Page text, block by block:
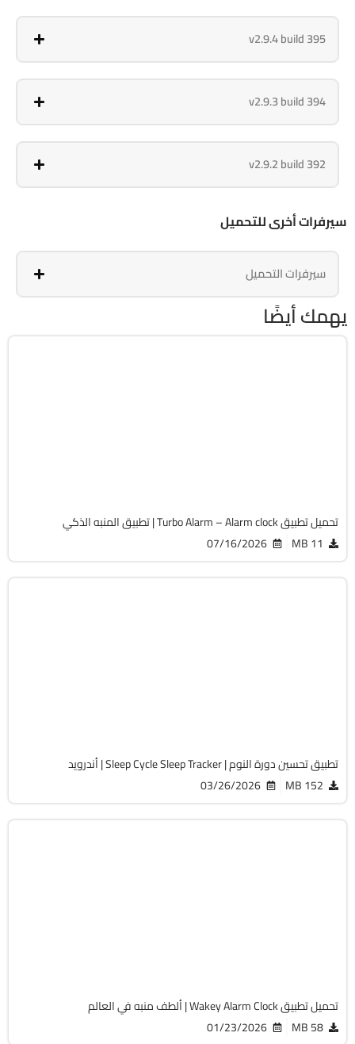
v2.9.4 build 395
v2.9.3 build 394
v2.9.2 build 392
سيرفرات أخرى للتحميل
سيرفرات التحميل
يهمك أيضًا
تحميل تطبيق Turbo Alarm – Alarm clock | تطبيق المنبه الذكي
11 MB
07/16/2026
تطبيق تحسين دورة النوم | Sleep Cycle Sleep Tracker | أندرويد
152 MB
03/26/2026
تحميل تطبيق Wakey Alarm Clock | ألطف منبه في العالم
58 MB
01/23/2026